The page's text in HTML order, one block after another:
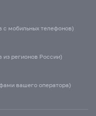
с мобильных телефонов)
из регионов России)
вашего оператора)